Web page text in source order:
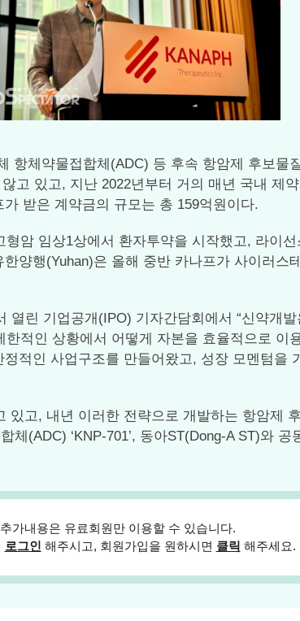
항체약물접합체(ADC) 등 후속 항암제 후보
고 있고, 지난 2022년부터 거의 매년 국내 제
받은 계약금의 규모는 총 159억원이다.
형암 임상1상에서 환자투약을 시작했고, 라이
양행(Yuhan)은 올해 중반 카나프가 사이러
린 기업공개(IPO) 기자간담회에서 “신약개
적인 상황에서 어떻게 자본을 효율적으로
적인 사업구조를 만들어왔고, 성장 모멘텀
고, 내년 이러한 전략으로 개발하는 항암제
(ADC) ‘KNP-701’, 동아ST(Dong-A ST)와 공
추가내용은 유료회원만 이용할 수 있습니다.
로그인 해주시고, 회원가입을 원하시면 클릭 해주세요.